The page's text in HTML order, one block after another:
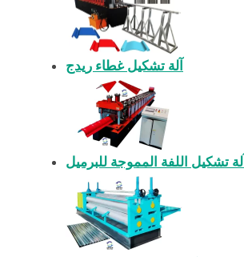
آلة تشكيل غطاء ريدج
آلة تشكيل اللفة المموجة للبرميل